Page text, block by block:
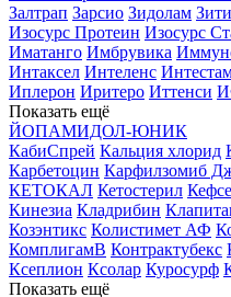
Залтрап Зарсио Зидолам
Изосурс Протеин Изосурс
Иматанго Имбрувика
Интаксел Интеленс
Иплерон Иритеро Иттенси
Показать ещё
ЙОПАМИДОЛ-ЮНИК
КабиСпрей Кальция хлорид
Карбетоцин Карфилзомиб
КЕТОКАЛ Кетостерил
Кинезиа Кладрибин
Козэнтикс Колистимет АФ
КомплигамВ Контрактубекс
Ксеплион Ксолар Куросурф
Показать ещё